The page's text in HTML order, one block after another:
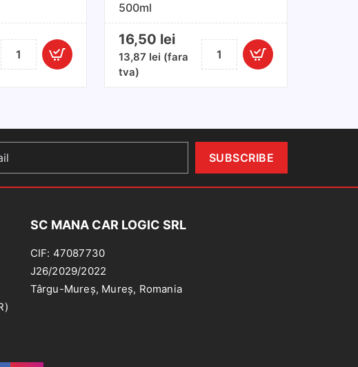
Cantitate
Solutie
500ml
16,50 lei
13,87 lei (fara
tva)
Cantitate
Solutie
500ml
SC MANA CAR LOGIC SRL
CIF: 47087730
J26/2029/2022
Târgu-Mureș, Mureș, Romania